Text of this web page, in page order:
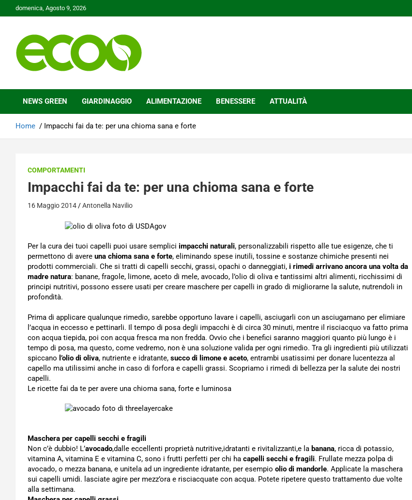
to
domenica, Agosto 9, 2026
Ecoo.it
NEWS GREEN GIARDINAGGIO ALIMENTAZIONE BENESSERE ATTUALITÀ
Home Impacchi fai da te: per una chioma sana e forte
COMPORTAMENTI
Impacchi fai da te: per una chioma sana e forte
16 Maggio 2014 Antonella Navilio
Per la cura dei tuoi capelli puoi usare semplici impacchi naturali, personalizzabili rispetto alle tue esigenze, che ti
permettono di avere una chioma sana e forte, eliminando spese inutili, tossine e sostanze chimiche presenti nei
prodotti commerciali. Che si tratti di capelli secchi, grassi, opachi o danneggiati, i rimedi arrivano ancora una volta da
madre natura: banane, fragole, limone, aceto di mele, avocado, l’olio di oliva e tantissimi altri alimenti, ricchissimi di
principi nutritivi, possono essere usati per creare maschere per capelli in grado di migliorarne la salute, nutrendoli in
profondità.
Prima di applicare qualunque rimedio, sarebbe opportuno lavare i capelli, asciugarli con un asciugamano per elimiare
l’acqua in eccesso e pettinarli. Il tempo di posa degli impacchi è di circa 30 minuti, mentre il risciacquo va fatto prima
con acqua tiepida, poi con acqua fresca ma non fredda. Ovvio che i benefici saranno maggiori quanto più lungo è i
tempo di posa, ma questo, come vedremo, non è una soluzione valida per ogni rimedio. Tra gli ingredienti più utilizzati
spiccano l’olio di oliva, nutriente e idratante, succo di limone e aceto, entrambi usatissimi per donare lucentezza al
capello ma utilissimi anche in caso di forfora e capelli grassi. Scopriamo i rimedi di bellezza per la salute dei nostri
capelli.
Le ricette fai da te per avere una chioma sana, forte e luminosa
Maschera per capelli secchi e fragili
Non c’è dubbio! L’avocado,dalle eccellenti proprietà nutritive,idratanti e rivitalizzanti,e la banana, ricca di potassio,
vitamina A, vitamina E e vitamina C, sono i frutti perfetti per chi ha capelli secchi e fragili. Frullate mezza polpa di
avocado, o mezza banana, e unitela ad un ingrediente idratante, per esempio olio di mandorle. Applicate la maschera
sui capelli umidi. lasciate agire per mezz’ora e risciacquate con acqua. Potete ripetere questo trattamento due volte
alla settimana.